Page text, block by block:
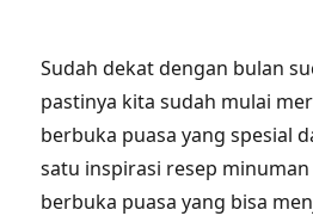
Sudah dekat dengan bulan
pastinya kita sudah mulai
berbuka puasa yang spesial
satu inspirasi resep
berbuka puasa yang bisa